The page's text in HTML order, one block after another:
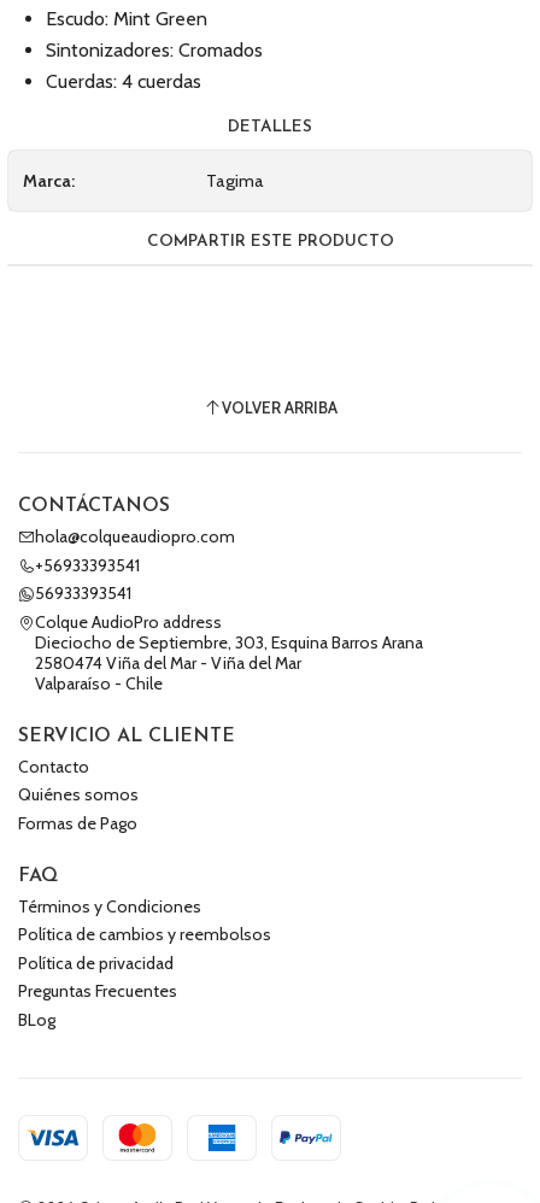
Escudo: Mint Green
Sintonizadores: Cromados
Cuerdas: 4 cuerdas
DETALLES
Marca: Tagima
COMPARTIR ESTE PRODUCTO
VOLVER ARRIBA
CONTÁCTANOS
hola@colqueaudiopro.com
+56933393541
56933393541
Colque AudioPro address
Dieciocho de Septiembre, 303, Esquina Barros Arana
2580474 Viña del Mar - Viña del Mar
Valparaíso - Chile
SERVICIO AL CLIENTE
Contacto
Quiénes somos
Formas de Pago
FAQ
Términos y Condiciones
Política de cambios y reembolsos
Política de privacidad
Preguntas Frecuentes
BLog